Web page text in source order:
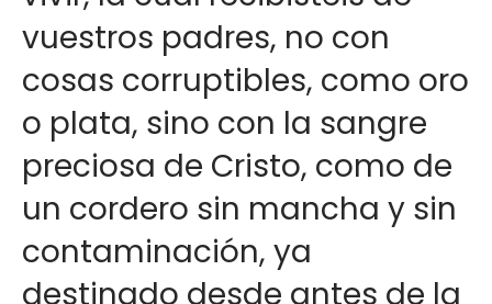
vuestros padres, no con
cosas corruptibles, como oro
o plata, sino con la sangre
preciosa de Cristo, como de
un cordero sin mancha y sin
contaminación, ya
destinado desde antes de la